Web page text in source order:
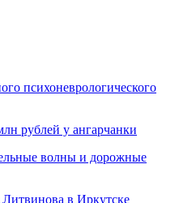
психоневрологического
рублей у ангарчанки
волны и дорожные
в Иркутске